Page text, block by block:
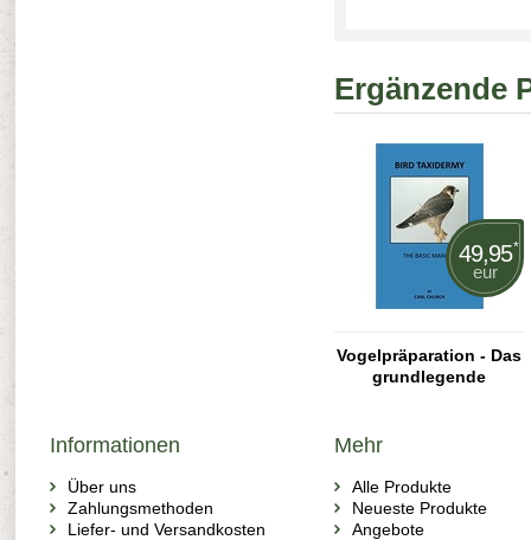
Ergänzende
49,95*
eur
Vogelpräparation - Das
grundlegende
Informationen
Über uns
Zahlungsmethoden
Liefer- und Versandkosten
Mehr
Alle Produkte
Neueste Produkte
Angebote